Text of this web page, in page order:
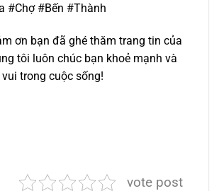
#Chợ #Bến #Thành
ơn bạn đã ghé thăm trang tin của
tôi luôn chúc bạn khoẻ mạnh và
trong cuộc sống!
vote post